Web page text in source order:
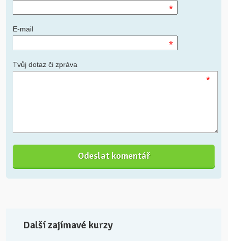
*
E-mail
*
Tvůj dotaz či zpráva
*
Další zajímavé kurzy